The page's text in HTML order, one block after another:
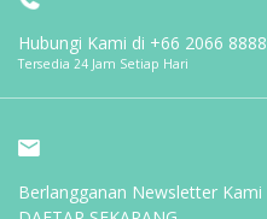
Hubungi Kami di +66 2066 8888
Tersedia 24 Jam Setiap Hari
Berlangganan Newsletter Kami